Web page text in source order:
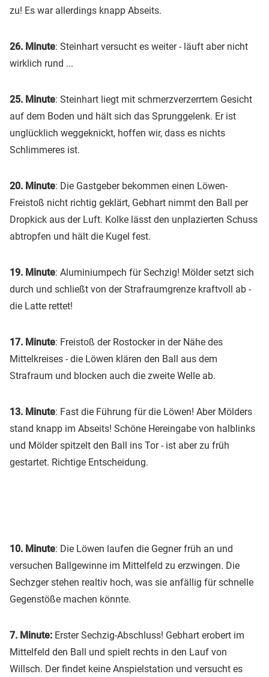
zu! Es war allerdings knapp Abseits.
26. Minute: Steinhart versucht es weiter - läuft aber nicht
wirklich rund ...
25. Minute: Steinhart liegt mit schmerzverzerrtem Gesicht
auf dem Boden und hält sich das Sprunggelenk. Er ist
unglücklich weggeknickt, hoffen wir, dass es nichts
Schlimmeres ist.
20. Minute: Die Gastgeber bekommen einen Löwen-
Freistoß nicht richtig geklärt, Gebhart nimmt den Ball per
Dropkick aus der Luft. Kolke lässt den unplazierten Schuss
abtropfen und hält die Kugel fest.
19. Minute: Aluminiumpech für Sechzig! Mölder setzt sich
durch und schließt von der Strafraumgrenze kraftvoll ab -
die Latte rettet!
17. Minute: Freistoß der Rostocker in der Nähe des
Mittelkreises - die Löwen klären den Ball aus dem
Strafraum und blocken auch die zweite Welle ab.
13. Minute: Fast die Führung für die Löwen! Aber Mölders
stand knapp im Abseits! Schöne Hereingabe von halblinks
und Mölder spitzelt den Ball ins Tor - ist aber zu früh
gestartet. Richtige Entscheidung.
10. Minute: Die Löwen laufen die Gegner früh an und
versuchen Ballgewinne im Mittelfeld zu erzwingen. Die
Sechzger stehen realtiv hoch, was sie anfällig für schnelle
Gegenstöße machen könnte.
7. Minute: Erster Sechzig-Abschluss! Gebhart erobert im
Mittelfeld den Ball und spielt rechts in den Lauf von
Willsch. Der findet keine Anspielstation und versucht es